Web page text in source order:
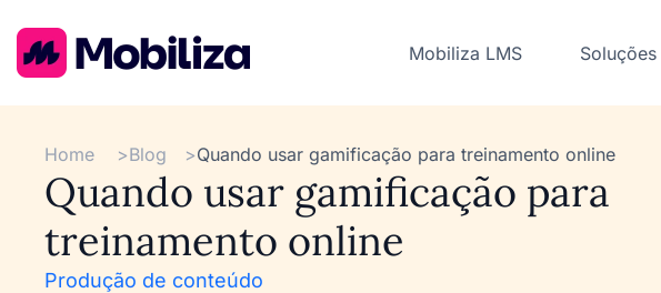
Mobiliza LMS
Home >Blog >Quando usar gamificação para treinamento online
Quando usar gamificação para
treinamento online
Produção de conteúdo